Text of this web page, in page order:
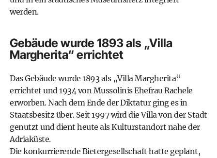
werden.
Gebäude wurde 1893 als „Villa
Margherita“ errichtet
Das Gebäude wurde 1893 als „Villa Margherita“
errichtet und 1934 von Mussolinis Ehefrau Rachele
erworben. Nach dem Ende der Diktatur ging es in
Staatsbesitz über. Seit 1997 wird die Villa von der Stadt
genutzt und dient heute als Kulturstandort nahe der
Adriaküste.
Die konkurrierende Bietergesellschaft hatte geplant,